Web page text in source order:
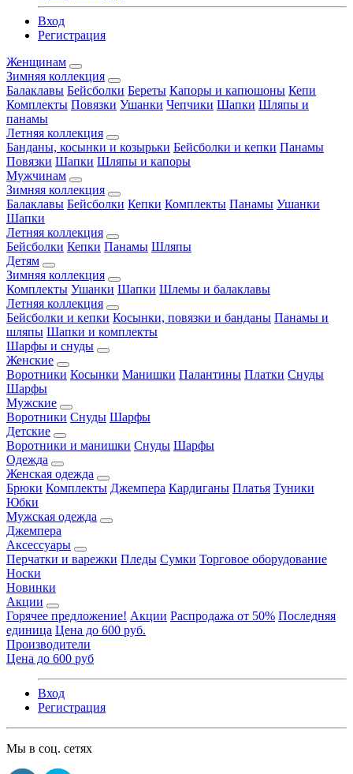
Вход
Регистрация
Женщинам
Зимняя коллекция
Балаклавы Бейсболки Береты Капоры и капюшоны Кепи
Комплекты Повязки Ушанки Чепчики Шапки Шляпы и
панамы
Летняя коллекция
Банданы, косынки и козырьки Бейсболки и кепки Панамы
Повязки Шапки Шляпы и капоры
Мужчинам
Зимняя коллекция
Балаклавы Бейсболки Кепки Комплекты Панамы Ушанки
Шапки
Летняя коллекция
Бейсболки Кепки Панамы Шляпы
Детям
Зимняя коллекция
Комплекты Ушанки Шапки Шлемы и балаклавы
Летняя коллекция
Бейсболки и кепки Косынки, повязки и банданы Панамы и
шляпы Шапки и комплекты
Шарфы и снуды
Женские
Воротники Косынки Манишки Палантины Платки Снуды
Шарфы
Мужские
Воротники Снуды Шарфы
Детские
Воротники и манишки Снуды Шарфы
Одежда
Женская одежда
Брюки Комплекты Джемпера Кардиганы Платья Туники
Юбки
Мужская одежда
Джемпера
Аксессуары
Перчатки и варежки Пледы Сумки Торговое оборудование
Носки
Новинки
Акции
Горячее предложение! Акции Распродажа от 50% Последняя
единица Цена до 600 руб.
Производители
Цена до 600 руб
Вход
Регистрация
Мы в соц. сетях